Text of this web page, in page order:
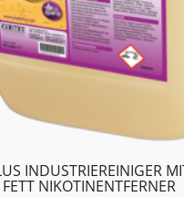
INDUSTRIEREINIGER
NIKOTINENTFERNER